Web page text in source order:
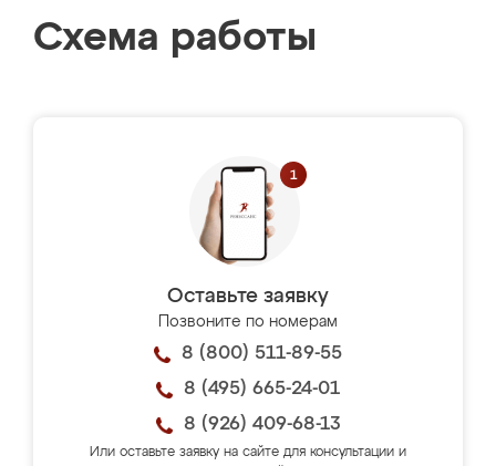
Схема работы
Оставьте заявку
Позвоните по номерам
8 (800) 511-89-55
8 (495) 665-24-01
8 (926) 409-68-13
Или оставьте заявку на сайте для консультации и